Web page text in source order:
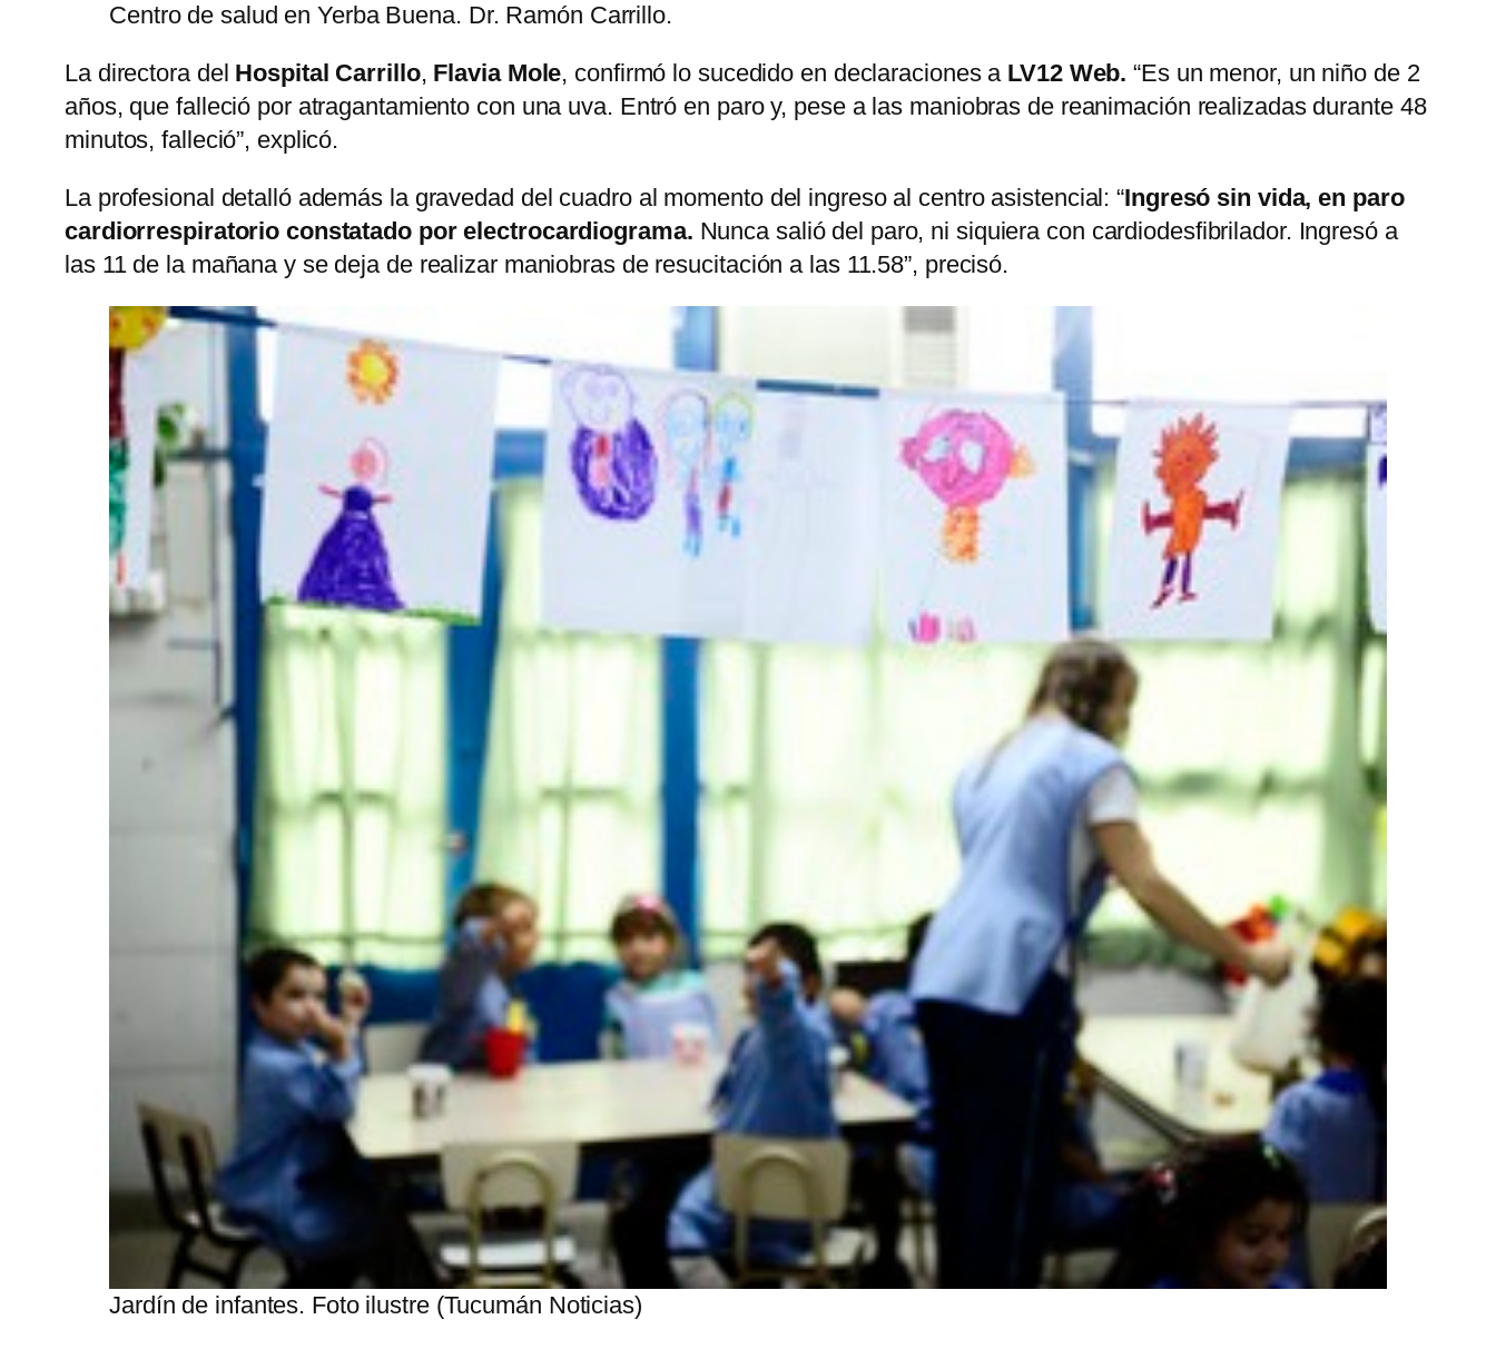
Centro de salud en Yerba Buena. Dr. Ramón Carrillo.
La directora del Hospital Carrillo, Flavia Mole, confirmó lo sucedido en declaraciones a LV12 Web.“Es un menor, un niño de 2
años, que falleció por atragantamiento con una uva. Entró en paro y, pese a las maniobras de reanimación realizadas durante 48
minutos, falleció”, explicó.
La profesional detalló además la gravedad del cuadro al momento del ingreso al centro asistencial: “Ingresó sin vida, en paro
cardiorrespiratorio constatado por electrocardiograma. Nunca salió del paro, ni siquiera con cardiodesfibrilador. Ingresó a
las 11 de la mañana y se deja de realizar maniobras de resucitación a las 11.58”, precisó.
Jardín de infantes. Foto ilustre (Tucumán Noticias)